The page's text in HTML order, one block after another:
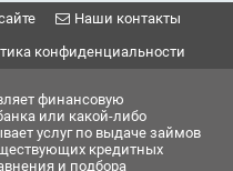
Наши контакты
конфиденциальности
финансовую
или какой-либо
услуг по выдаче займов
кредитных
и подбора